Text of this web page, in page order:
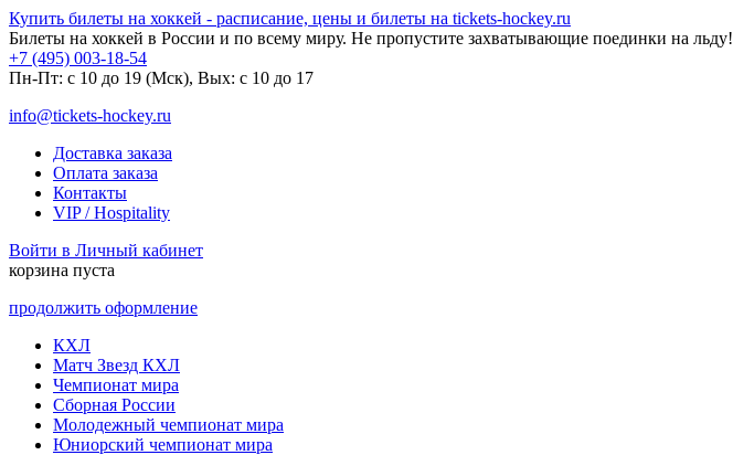
Купить билеты на хоккей - расписание, цены и билеты на tickets-hockey.ru
Билеты на хоккей в России и по всему миру. Не пропустите захватывающие поединки на льду!
+7 (495) 003-18-54
Пн-Пт: c 10 до 19 (Мск), Вых: с 10 до 17
info@tickets-hockey.ru
Доставка заказа
Оплата заказа
Контакты
VIP / Hospitality
Войти в Личный кабинет
корзина пуста
продолжить оформление
КХЛ
Матч Звезд КХЛ
Чемпионат мира
Сборная России
Молодежный чемпионат мира
Юниорский чемпионат мира